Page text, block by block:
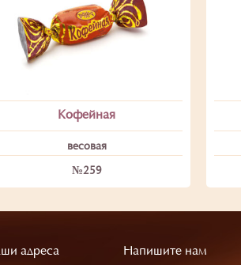
Кофейная
весовая
№259
адреса
Напишите нам